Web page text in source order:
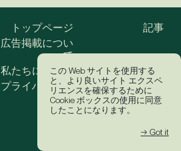
この Web サイトを使用する
と、より良いサイト エクスペ
リエンスを確保するために
Cookie ボックスの使用に同意
したことになります。
→ Got it
トップページ
広告掲載につい
て
私たちについて
記事
プライバシーポ
リシー
Instagram
YouTube
Facebook